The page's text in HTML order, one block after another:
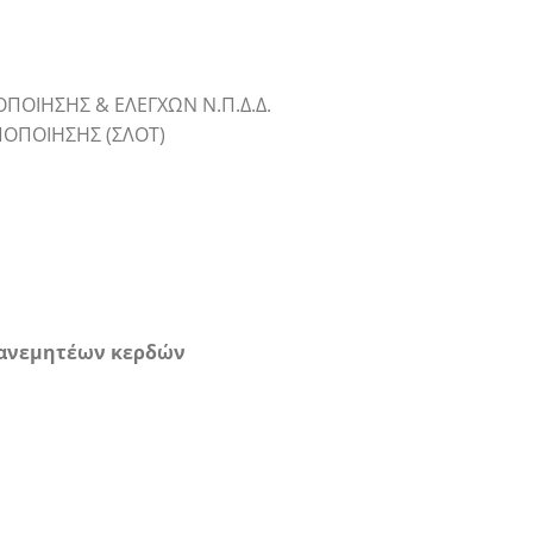
& ΕΛΕΓΧΩΝ Ν.Π.Δ.Δ.
(ΣΛΟΤ)
κερδών